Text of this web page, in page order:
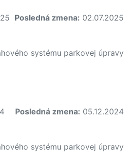
Posledná zmena: 02.07.2025
systému parkovej úpravy
Posledná zmena: 05.12.2024
systému parkovej úpravy